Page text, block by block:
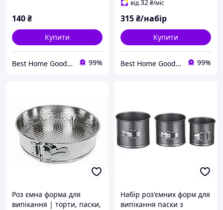
140₴
Купити
Best Home Goods - "Кращі товари для дому, подарунки, дрібниці" 99%
від32₴/міс
315₴/набір
Купити
Best Home Goods - "Кращі товари для дому, подарунки, дрібниці" 99%
Роз ємна форма для
випікання | торти, паски,
Набір роз'ємних форм для
випікання паски з